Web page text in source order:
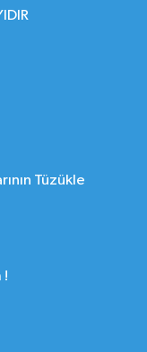
Tüzükle
!